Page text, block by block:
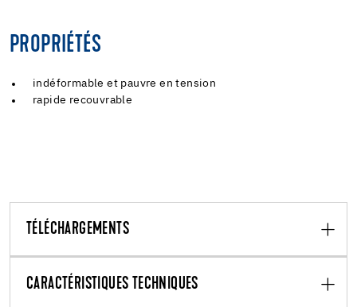
PROPRIÉTÉS
indéformable et pauvre en tension
rapide recouvrable
TÉLÉCHARGEMENTS
CARACTÉRISTIQUES TECHNIQUES